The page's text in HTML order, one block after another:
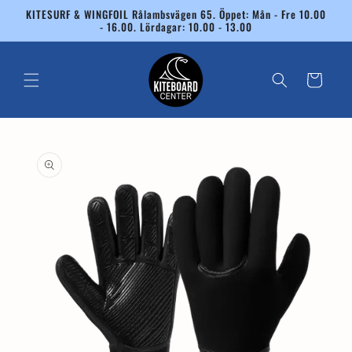
vidare
innehåll
KITESURF & WINGFOIL Rålambsvägen 65. Öppet: Mån - Fre 10.00
- 16.00. Lördagar: 10.00 - 13.00
Varukorg